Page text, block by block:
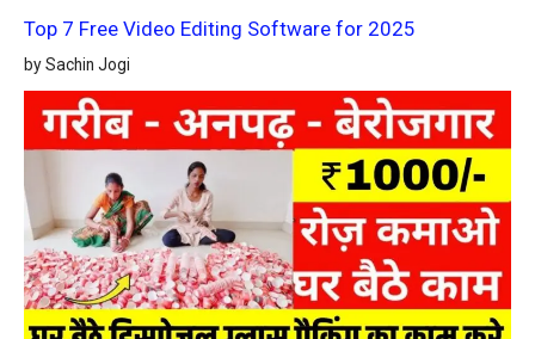
Top 7 Free Video Editing Software for 2025
by Sachin Jogi